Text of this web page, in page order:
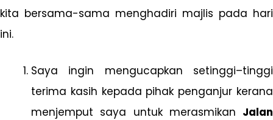
kita bersama-sama menghadiri majlis pada hari
ini.
Saya ingin mengucapkan setinggi–tinggi
terima kasih kepada pihak penganjur kerana
menjemput saya untuk merasmikan Jalan